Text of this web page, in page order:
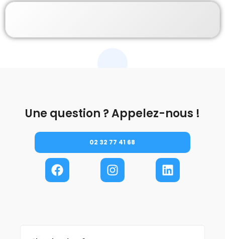
Une question ? Appelez-nous !
02 32 77 41 68